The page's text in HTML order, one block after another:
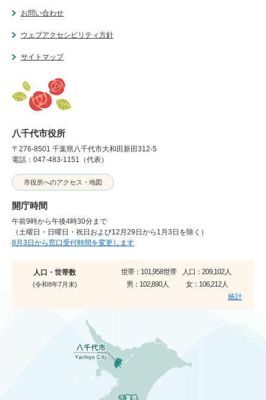
お問い合わせ
ウェブアクセシビリティ方針
サイトマップ
八千代市役所
〒276-8501 千葉県八千代市大和田新田312-5
電話：047-483-1151（代表）
市役所へのアクセス・地図
開庁時間
午前9時から午後4時30分まで
（土曜日・日曜日・祝日および12月29日から1月3日を除く）
8月3日から窓口受付時間を変更します
人口・世帯数
(令和8年7月末)
世帯： 101,958世帯 人口： 209,102人
男： 102,890人 女： 106,212人
統計